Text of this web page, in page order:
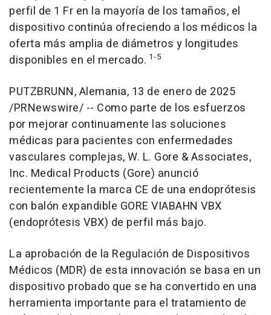
perfil de 1 Fr en la mayoría de los tamaños, el
dispositivo continúa ofreciendo a los médicos la
oferta más amplia de diámetros y longitudes
disponibles en el mercado. 1-5
PUTZBRUNN, Alemania, 13 de enero de 2025
/PRNewswire/ -- Como parte de los esfuerzos
por mejorar continuamente las soluciones
médicas para pacientes con enfermedades
vasculares complejas, W. L. Gore & Associates,
Inc. Medical Products (Gore) anunció
recientemente la marca CE de una endoprótesis
con balón expandible GORE VIABAHN VBX
(endoprótesis VBX) de perfil más bajo.
La aprobación de la Regulación de Dispositivos
Médicos (MDR) de esta innovación se basa en un
dispositivo probado que se ha convertido en una
herramienta importante para el tratamiento de